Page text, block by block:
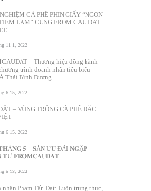
CÀ PHÊ PHIN GIẤY “NGON
LÀM” CÙNG FROM CAU DAT
11 1, 2022
– Thương hiệu đồng hành
trình doanh nhân tiêu biểu
Thái Bình Dương
6 15, 2022
– VÙNG TRỒNG CÀ PHÊ ĐẶC
6 15, 2022
𝟓 – 𝐒Ă𝐍 Ư𝐔 ĐÃ𝐈 𝐍𝐆Ậ𝐏
𝐓Ừ 𝐅𝐑𝐎𝐌𝐂𝐀𝐔𝐃𝐀𝐓
5 13, 2022
nhân Phạm Tấn Đạt: Luôn trung thực,